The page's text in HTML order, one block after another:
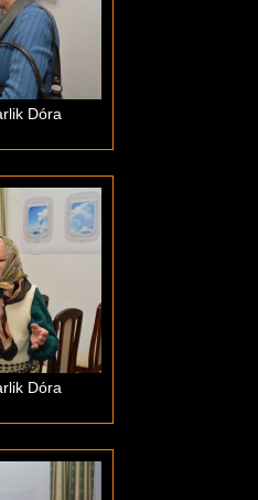
Dóra
Dóra